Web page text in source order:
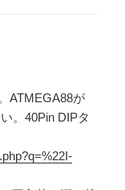
ATMEGA88が
。40Pin DIPタ